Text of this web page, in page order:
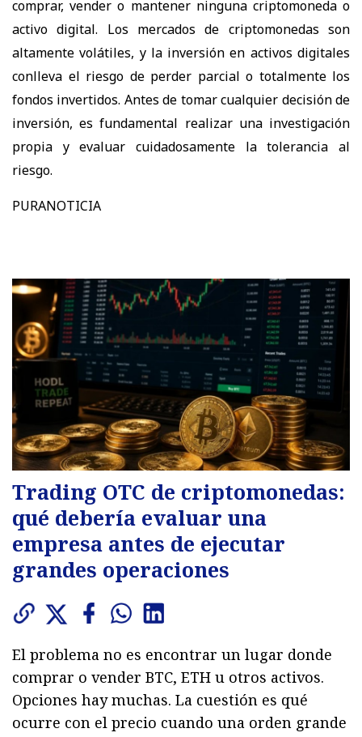
comprar, vender o mantener ninguna criptomoneda o
activo digital. Los mercados de criptomonedas son
altamente volátiles, y la inversión en activos digitales
conlleva el riesgo de perder parcial o totalmente los
fondos invertidos. Antes de tomar cualquier decisión de
inversión, es fundamental realizar una investigación
propia y evaluar cuidadosamente la tolerancia al
riesgo.
PURANOTICIA
Trading OTC de criptomonedas:
qué debería evaluar una
empresa antes de ejecutar
grandes operaciones
El problema no es encontrar un lugar donde
comprar o vender BTC, ETH u otros activos.
Opciones hay muchas. La cuestión es qué
ocurre con el precio cuando una orden grande